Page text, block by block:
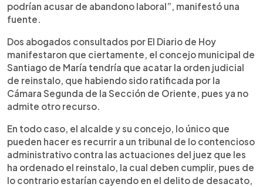
podrían acusar de abandono laboral”, manifestó una
fuente.
Dos abogados consultados por El Diario de Hoy
manifestaron que ciertamente, el concejo municipal de
Santiago de María tendría que acatar la orden judicial
de reinstalo, que habiendo sido ratificada por la
Cámara Segunda de la Sección de Oriente, pues ya no
admite otro recurso.
En todo caso, el alcalde y su concejo, lo único que
pueden hacer es recurrir a un tribunal de lo contencioso
administrativo contra las actuaciones del juez que les
ha ordenado el reinstalo, la cual deben cumplir, pues de
lo contrario estarían cayendo en el delito de desacato,